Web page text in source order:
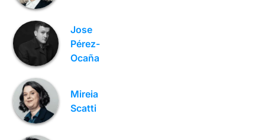
Jose
Pérez-
Ocaña
Mireia
Scatti